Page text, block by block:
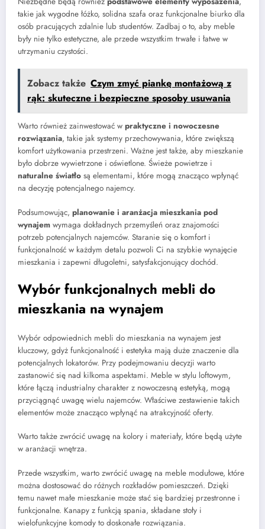
takie jak wygodne łóżko, solidna szafa oraz funkcjonalne biurko dla
osób pracujących zdalnie lub studentów. Zadbaj o to, aby meble
były nie tylko estetyczne, ale przede wszystkim trwałe i łatwe w
utrzymaniu czystości.
Zobacz także Czym zmyć piankę montażową z
rąk: skuteczne i bezpieczne sposoby usuwania
Warto również zainwestować w praktyczne i nowoczesne
rozwiązania, takie jak systemy przechowywania, które zwiększą
komfort użytkowania przestrzeni. Ważne jest także, aby mieszkanie
było dobrze wywietrzone i oświetlone. Świeże powietrze i
naturalne światło są elementami, które mogą znacząco wpłynąć
na decyzję potencjalnego najemcy.
Podsumowując, planowanie i aranżacja mieszkania pod
wynajem wymaga dokładnych przemyśleń oraz znajomości
potrzeb potencjalnych najemców. Staranie się o komfort i
funkcjonalność w każdym detalu pozwoli Ci na szybkie wynajęcie
mieszkania i zapewni długoletni, satysfakcjonujący dochód.
Wybór funkcjonalnych mebli do
mieszkania na wynajem
Wybór odpowiednich mebli do mieszkania na wynajem jest
kluczowy, gdyż funkcjonalność i estetyka mają duże znaczenie dla
potencjalnych lokatorów. Przy podejmowaniu decyzji warto
zastanowić się nad kilkoma aspektami. Meble w stylu loftowym,
które łączą industrialny charakter z nowoczesną estetyką, mogą
przyciągnąć uwagę wielu najemców. Właściwe zestawienie takich
elementów może znacząco wpłynąć na atrakcyjność oferty.
Warto także zwrócić uwagę na kolory i materiały, które będą użyte
w aranżacji wnętrza.
Przede wszystkim, warto zwrócić uwagę na meble modułowe, które
można dostosować do różnych rozkładów pomieszczeń. Dzięki
temu nawet małe mieszkanie może stać się bardziej przestronne i
funkcjonalne. Kanapy z funkcją spania, składane stoły i
wielofunkcyjne komody to doskonałe rozwiązania.